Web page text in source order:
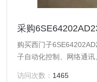
购买西门子
子自动化控制、网络通讯
访问次数： 1465